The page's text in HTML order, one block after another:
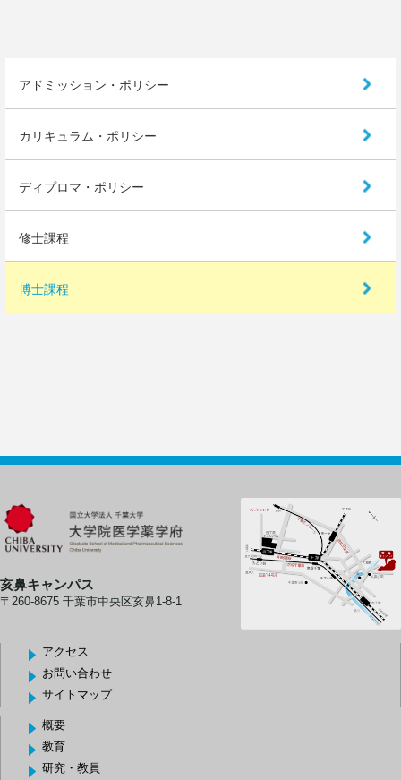
アドミッション・ポリシー
カリキュラム・ポリシー
ディプロマ・ポリシー
修士課程
博士課程
亥鼻キャンパス
〒260-8675 千葉市中央区亥鼻1-8-1
アクセス
お問い合わせ
サイトマップ
概要
教育
研究・教員